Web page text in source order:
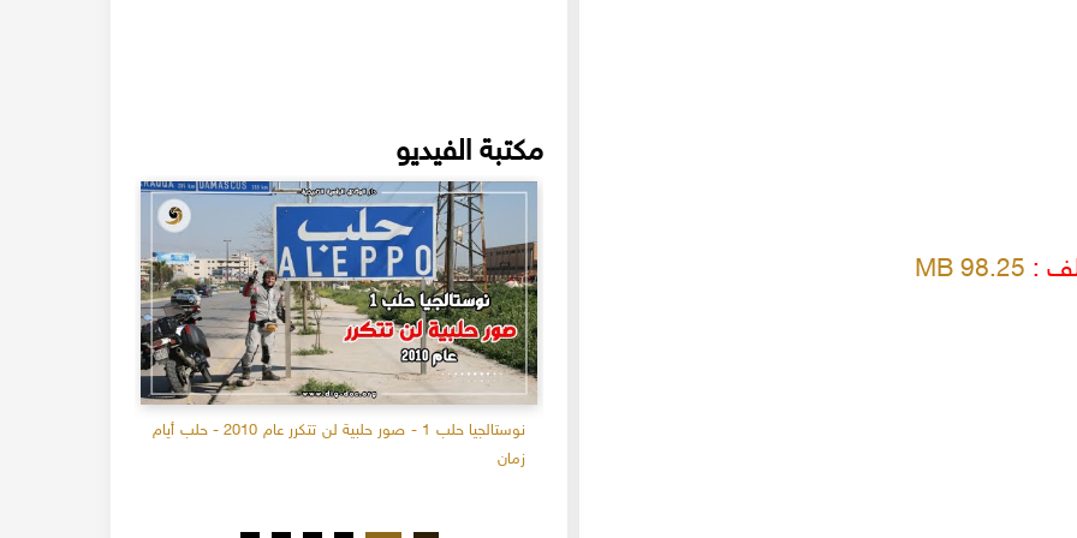
:
98.25 MB
مكتبة الفيديو
نوستالجيا حلب 1 - صور حلبية لن تتكرر عام 2010 - حلب أيام
زمان